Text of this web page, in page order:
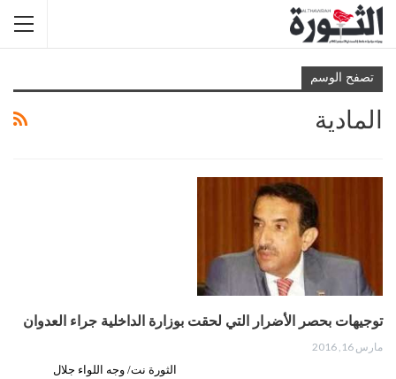
تصفح الوسم
المادية
توجيهات بحصر الأضرار التي لحقت بوزارة الداخلية جراء العدوان
مارس 16, 2016
الثورة نت/ وجه اللواء جلال